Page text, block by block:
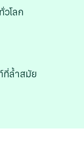
โลก
ล้ำสมัย